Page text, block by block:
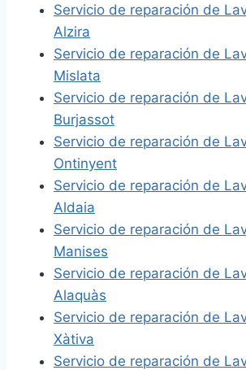
Servicio de reparación de
Alzira
Servicio de reparación de
Mislata
Servicio de reparación de
Burjassot
Servicio de reparación de
Ontinyent
Servicio de reparación de
Aldaia
Servicio de reparación de
Manises
Servicio de reparación de
Alaquàs
Servicio de reparación de
Xàtiva
Servicio de reparación de